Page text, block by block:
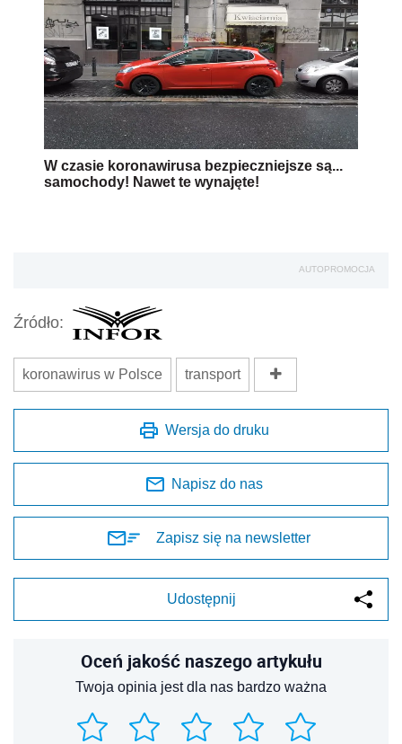
W czasie koronawirusa bezpieczniejsze są...
samochody! Nawet te wynajęte!
AUTOPROMOCJA
Źródło:
koronawirus w Polsce transport
Wersja do druku
Napisz do nas
Zapisz się na newsletter
Udostępnij
Oceń jakość naszego artykułu
Twoja opinia jest dla nas bardzo ważna